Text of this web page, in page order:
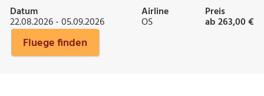
Datum
22.08.2026 - 05.09.2026
Airline
OS
Preis
ab 263,00 €
Fluege finden